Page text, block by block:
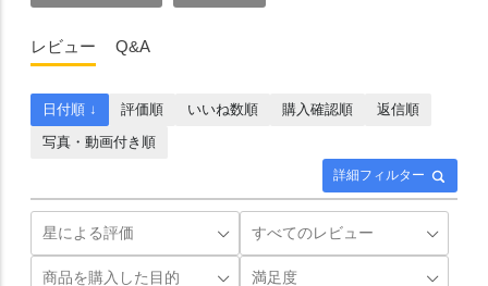
レビュー Q&A
詳細フィルター
日付順 ↓ 評価順 いいね数順 購入確認順
返信順
写真・動画付き順